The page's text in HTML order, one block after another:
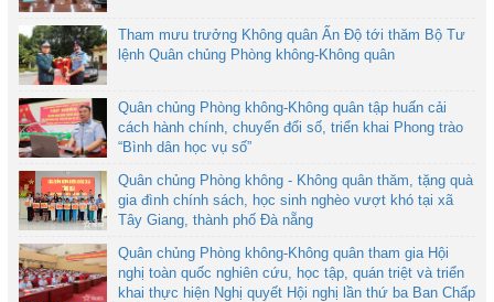
Tham mưu trưởng Không quân Ấn Độ tới thăm Bộ Tư
lệnh Quân chủng Phòng không-Không quân
Quân chủng Phòng không-Không quân tập huấn cải
cách hành chính, chuyển đổi số, triển khai Phong trào
“Bình dân học vụ số”
Quân chủng Phòng không - Không quân thăm, tặng quà
gia đình chính sách, học sinh nghèo vượt khó tại xã
Tây Giang, thành phố Đà nẵng
Quân chủng Phòng không-Không quân tham gia Hội
nghị toàn quốc nghiên cứu, học tập, quán triệt và triển
khai thực hiện Nghị quyết Hội nghị lần thứ ba Ban Chấp